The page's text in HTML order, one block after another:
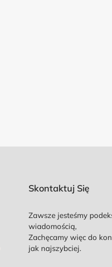
Skontaktuj Się
Zawsze jesteśmy
wiadomością,
Zachęcamy więc do
jak najszybciej.